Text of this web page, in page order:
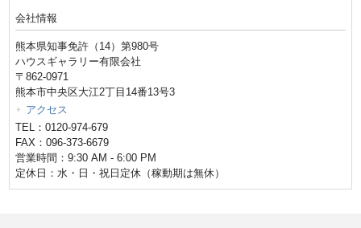
会社情報
熊本県知事免許（14）第980号
ハウスギャラリー有限会社
〒862-0971
熊本市中央区大江2丁目14番13号3
アクセス
TEL：0120-974-679
FAX：096-373-6679
営業時間：9:30 AM - 6:00 PM
定休日：水・日・祝日定休（稼動期は無休）